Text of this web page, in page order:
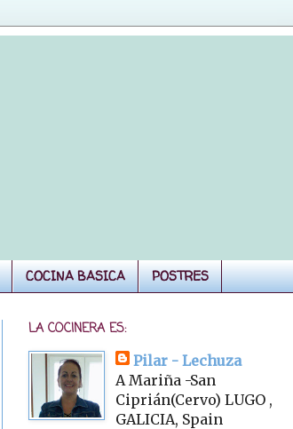
COCINA BASICA POSTRES
LA COCINERA ES:
Pilar - Lechuza
A Mariña -San
Ciprián(Cervo) LUGO ,
GALICIA, Spain